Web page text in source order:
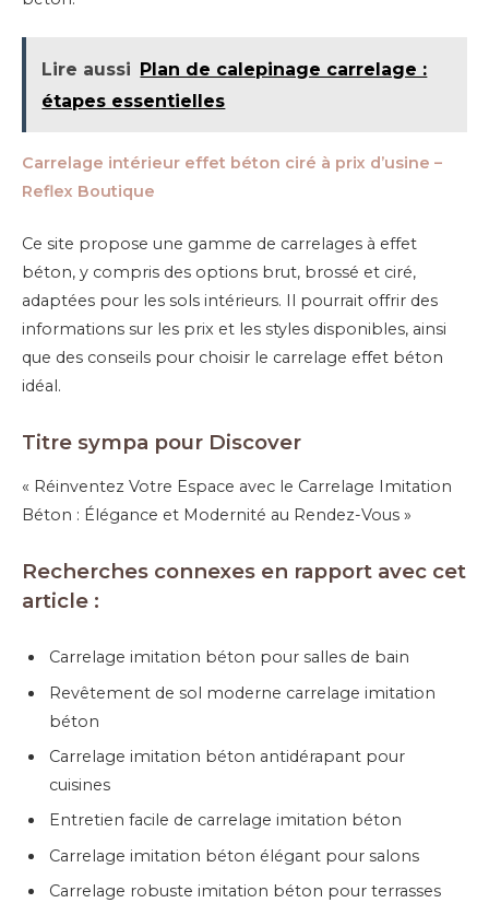
Lire aussi Plan de calepinage carrelage :
étapes essentielles
Carrelage intérieur effet béton ciré à prix d’usine –
Reflex Boutique
Ce site propose une gamme de carrelages à effet
béton, y compris des options brut, brossé et ciré,
adaptées pour les sols intérieurs. Il pourrait offrir des
informations sur les prix et les styles disponibles, ainsi
que des conseils pour choisir le carrelage effet béton
idéal.
Titre sympa pour Discover
« Réinventez Votre Espace avec le Carrelage Imitation
Béton : Élégance et Modernité au Rendez-Vous »
Recherches connexes en rapport avec cet
article :
Carrelage imitation béton pour salles de bain
Revêtement de sol moderne carrelage imitation
béton
Carrelage imitation béton antidérapant pour
cuisines
Entretien facile de carrelage imitation béton
Carrelage imitation béton élégant pour salons
Carrelage robuste imitation béton pour terrasses